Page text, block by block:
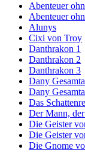
Abenteuer
Abenteuer
Alunys
Cixi von Troy
Danthrakon 1
Danthrakon 2
Danthrakon 3
Dany
Dany
Das
Der Mann,
Die Geister
Die Geister
Die Gnome